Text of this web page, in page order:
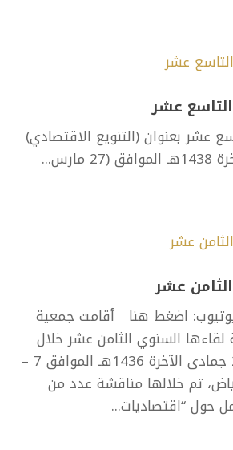
عشر
عشر بعنوان (التنويع الاقتصادي)
عشر
اضغط هنا أقامت جمعية
لقاءها السنوي الثامن عشر خلال
الفترة من 18 – 20 جمادى الآخرة 1436هـ الموافق 7 –
بالرياض، تم خلالها مناقشة عدد من
حول “اقتصاديات...